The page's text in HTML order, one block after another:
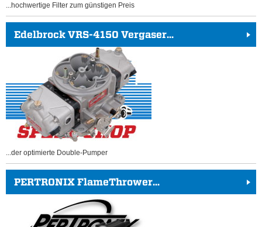
...hochwertige Filter zum günstigen Preis
Edelbrock VRS-4150 Vergaser...
...der optimierte Double-Pumper
PERTRONIX FlameThrower...